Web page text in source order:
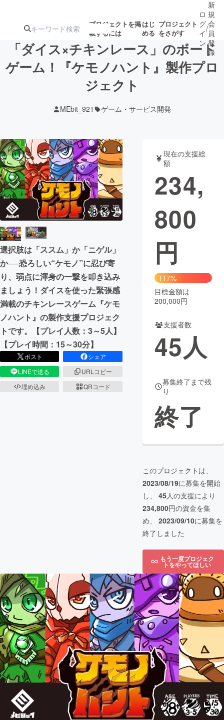
プロジェクトを掲
載するには
はじ
める
プロジェクト
をさがす
注目の新着プロ募集終了が近いプ
テクノロジー・ガジェット
映像・映画 書籍・雑誌
ビジネス・起業 チャレンジ
まちづくり・地域活性化
CAMPFIRE for Social Good
CAMPFIRE Creation
CAMPFIREふるさと納税machi-ya コミュニティ
ロ
グ
イ
ン
/
新
規
会
員
登
録
「ダイス×チキンレース」のボード
ゲーム！『ケモノハント』製作プロ
ジェクト
MEbit_921 ゲーム・サービス開発
選択肢は「ススム」か「ニゲル」
か──恐ろしい“ケモノ”に忍び寄
り、弱点に渾身の一撃を叩き込み
ましょう！ダイスを使った緊張感
満載のチキンレースゲーム『ケモ
ノハント』の製作支援プロジェク
トです。【プレイ人数：3～5人】
【プレイ時間：15～30分】
ポスト
シェア
LINEで送る
URLコピー
埋め込み
QRコード
現在の支援総
額
234,
800
円
117%
目標金額は
200,000円
支援者数
45人
募集終了まで残
り
終了
このプロジェクトは、
2023/08/19に募集を開始
し、 45人の支援により
234,800円の資金を集
め、 2023/09/10に募集を
終了しました
もう一度プロジェク
トをやってほしい